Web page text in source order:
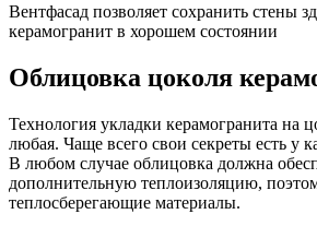
Вентфасад позволяет сохранить стены
керамогранит в хорошем состоянии
Облицовка цоколя
Технология укладки керамогранита на
любая. Чаще всего свои секреты есть у
В любом случае облицовка должна
дополнительную теплоизоляцию,
теплосберегающие материалы.